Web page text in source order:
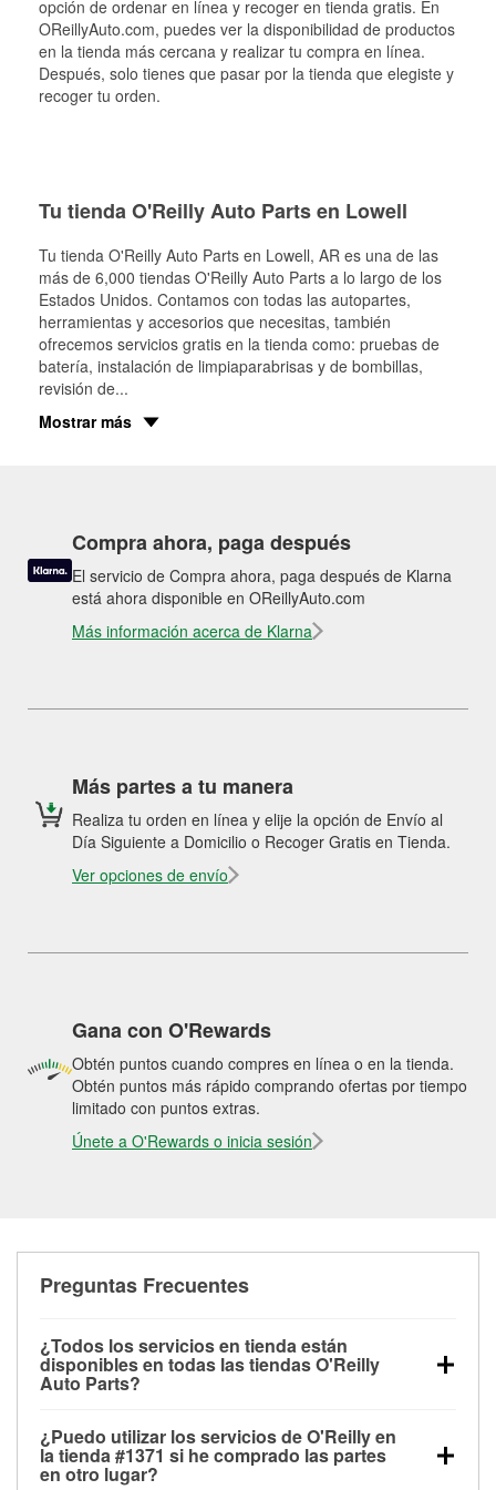
opción de ordenar en línea y recoger en tienda gratis. En
OReillyAuto.com, puedes ver la disponibilidad de productos
en la tienda más cercana y realizar tu compra en línea.
Después, solo tienes que pasar por la tienda que elegiste y
recoger tu orden.
Tu tienda O'Reilly Auto Parts en Lowell
Tu tienda O'Reilly Auto Parts en Lowell, AR es una de las
más de 6,000 tiendas O'Reilly Auto Parts a lo largo de los
Estados Unidos. Contamos con todas las autopartes,
herramientas y accesorios que necesitas, también
ofrecemos servicios gratis en la tienda como: pruebas de
batería, instalación de limpiaparabrisas y de bombillas,
revisión de...
Mostrar más
Compra ahora, paga después
El servicio de Compra ahora, paga después de Klarna
está ahora disponible en OReillyAuto.com
Más información acerca de Klarna
Más partes a tu manera
Realiza tu orden en línea y elije la opción de Envío al
Día Siguiente a Domicilio o Recoger Gratis en Tienda.
Ver opciones de envío
Gana con O'Rewards
Obtén puntos cuando compres en línea o en la tienda.
Obtén puntos más rápido comprando ofertas por tiempo
limitado con puntos extras.
Únete a O'Rewards o inicia sesión
Preguntas Frecuentes
¿Todos los servicios en tienda están
disponibles en todas las tiendas O'Reilly
Auto Parts?
las pruebas de batería, pruebas de alternador y
motor de arranque, revisión de la luz “Check Engine”
¿Puedo utilizar los servicios de O'Reilly en
la tienda #1371 si he comprado las partes
en otro lugar?